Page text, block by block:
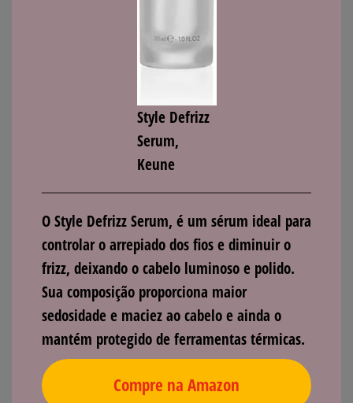
Style Defrizz
Serum,
Keune
OStyle Defrizz Serum, é um sérum ideal para
controlar o arrepiado dos fios e diminuir o
frizz, deixando o cabelo luminoso e polido.
Sua composição proporciona maior
sedosidade e maciez ao cabelo e ainda o
mantém protegido de ferramentas térmicas.
Compre na Amazon